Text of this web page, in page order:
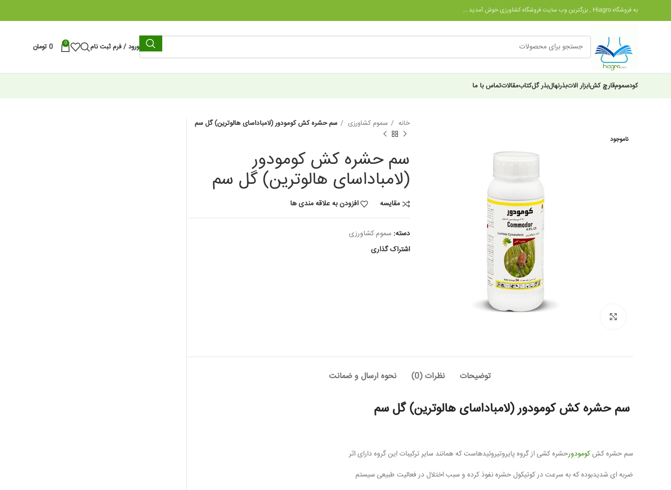
به فروشگاه Hiagro , بزرگترین وب سایت فروشگاه کشاورزی خوش آمدید ...
ورود / فرم ثبت نام 0
0 تومان
کودسمومقارچ کشابزار آلاتبذرنهالبذر گلکتابمقالاتتماس با ما
ناموجود
خانه سموم کشاورزی سم حشره کش کومودور (لامباداسای هالوترین) گل سم
سم حشره کش کومودور
(لامباداسای هالوترین) گل سم
مقایسه افزودن به علاقه مندی ها
دسته: سموم کشاورزی
اشتراک گذاری
توضیحات نظرات (0) نحوه ارسال و ضمانت
سم حشره کش کومودور (لامباداسای هالوترین) گل سم
سم حشره کشکومودورحشره کشی از گروه پایروتیروئیدهاست که همانند سایر ترکیبات این گروه دارای اثر
ضربه ای شدیدبوده که به سرعت در کوتیکول حشره نفوذ کرده و سبب اختلال در فعالیت طبیعی سیستم